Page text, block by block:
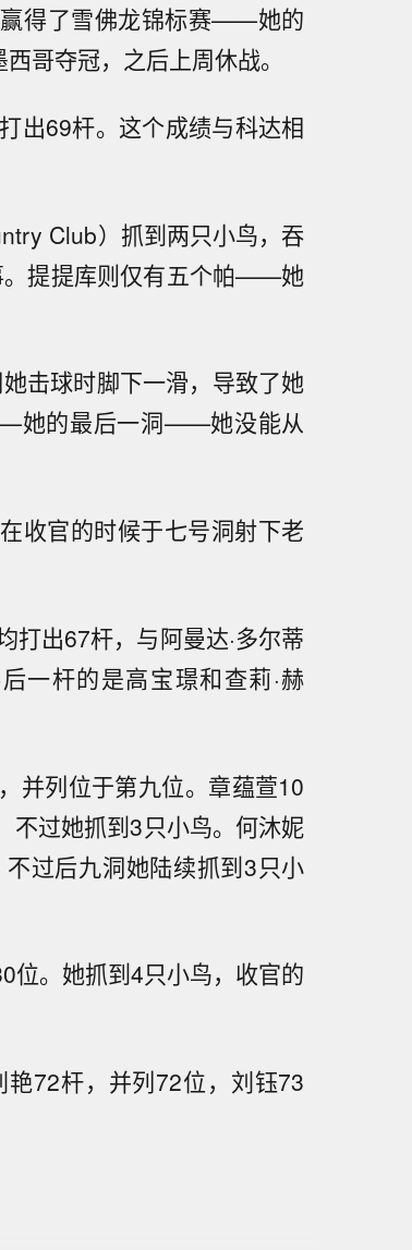
得了雪佛龙锦标赛——她的
哥夺冠，之后上周休战。
出69杆。这个成绩与科达相
Club）抓到两只小鸟，吞
。提提库则仅有五个帕——她
击球时脚下一滑，导致了她
她的最后一洞——她没能从
收官的时候于七号洞射下老
打出67杆，与阿曼达·多尔蒂
一杆的是高宝璟和查莉·赫
并列位于第九位。章蕴萱10
不过她抓到3只小鸟。何沐妮
过后九洞她陆续抓到3只小
位。她抓到4只小鸟，收官的
72杆，并列72位，刘钰73